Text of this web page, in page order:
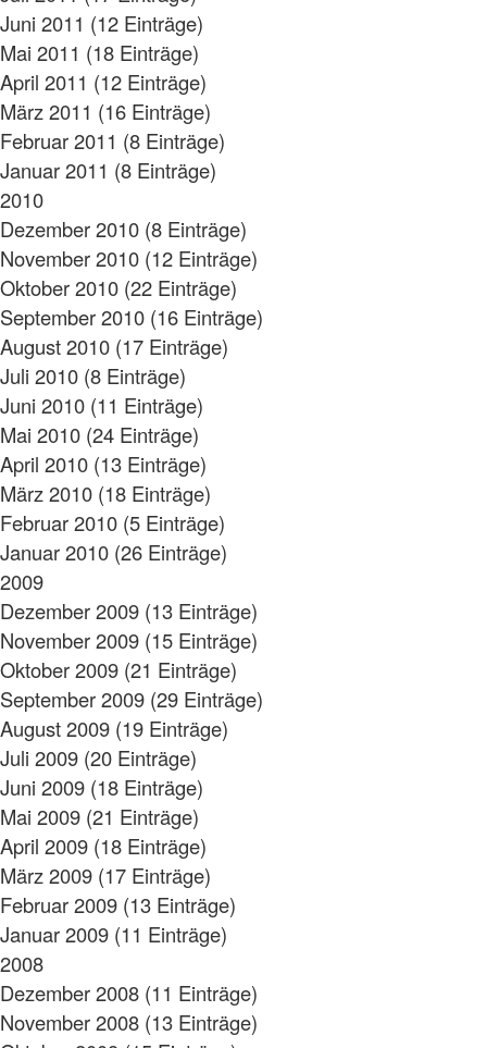
Juni 2011 (12 Einträge)
Mai 2011 (18 Einträge)
April 2011 (12 Einträge)
März 2011 (16 Einträge)
Februar 2011 (8 Einträge)
Januar 2011 (8 Einträge)
2010
Dezember 2010 (8 Einträge)
November 2010 (12 Einträge)
Oktober 2010 (22 Einträge)
September 2010 (16 Einträge)
August 2010 (17 Einträge)
Juli 2010 (8 Einträge)
Juni 2010 (11 Einträge)
Mai 2010 (24 Einträge)
April 2010 (13 Einträge)
März 2010 (18 Einträge)
Februar 2010 (5 Einträge)
Januar 2010 (26 Einträge)
2009
Dezember 2009 (13 Einträge)
November 2009 (15 Einträge)
Oktober 2009 (21 Einträge)
September 2009 (29 Einträge)
August 2009 (19 Einträge)
Juli 2009 (20 Einträge)
Juni 2009 (18 Einträge)
Mai 2009 (21 Einträge)
April 2009 (18 Einträge)
März 2009 (17 Einträge)
Februar 2009 (13 Einträge)
Januar 2009 (11 Einträge)
2008
Dezember 2008 (11 Einträge)
November 2008 (13 Einträge)